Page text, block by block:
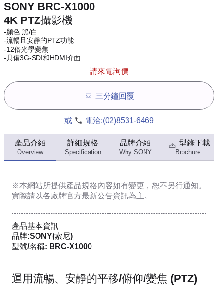
SONY BRC-X1000
4K PTZ攝影機
-顏色:黑/白
-流暢且安靜的PTZ功能
-12倍光學變焦
-具備3G-SDI和HDMI介面
請來電詢價
三分鐘回覆
或 電洽:(02)8531-6469
產品介紹
Overview
詳細規格
Specification
品牌介紹
Why SONY
型錄下載
Brochure
※本網站所提供產品規格內容如有變更，恕不另行通知。
實際請以各廠牌官方最新公告資訊為主。
產品基本資訊
品牌:SONY(索尼)
型號/名稱: BRC-X1000
運用流暢、安靜的平移/俯仰/變焦 (PTZ)